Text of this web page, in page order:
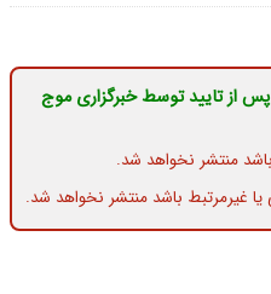
از تایید توسط خبرگزاری موج
منتشر نخواهد شد.
یا غیرمرتبط باشد منتشر نخواهد شد.